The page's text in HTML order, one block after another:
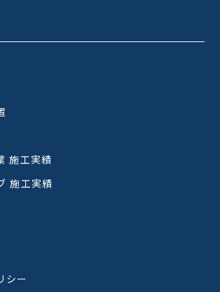
施工実績
施工実績
シー